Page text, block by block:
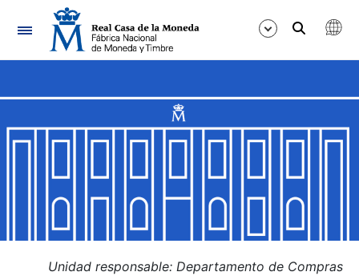
Navegación
Mostrar/Ocultar
Mostrar/Ocultar
Mostrar/Ocultar
Unidad responsable: Departamento de Compras